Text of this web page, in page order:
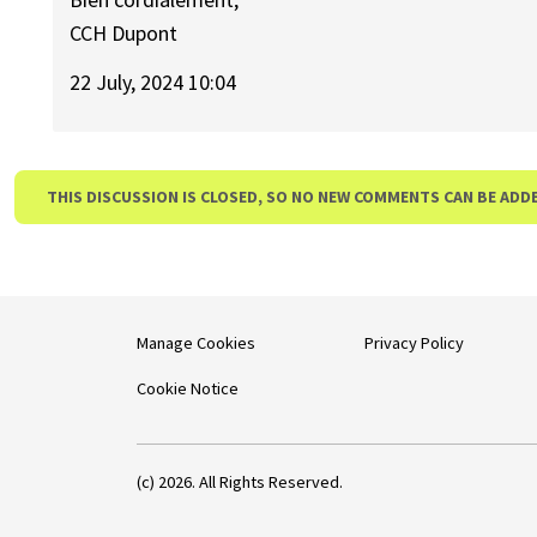
CCH Dupont
22 July, 2024 10:04
THIS DISCUSSION IS CLOSED, SO NO NEW COMMENTS CAN BE
Manage Cookies
Cookie Notice
Privacy Policy
(c) 2026. All Rights Reserved.